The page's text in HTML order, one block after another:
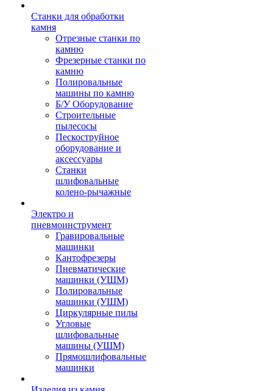
Станки для обработки
камня
Отрезные станки по
камню
Фрезерные станки по
камню
Полировальные
машины по камню
Б/У Оборудование
Строительные
пылесосы
Пескоструйное
оборудование и
аксессуары
Станки
шлифовальные
колено-рычажные
Электро и
пневмоинструмент
Гравировальные
машинки
Кантофрезеры
Пневматические
машинки (УШМ)
Полировальные
машинки (УШМ)
Циркулярные пилы
Угловые
шлифовальные
машины (УШМ)
Прямошлифовальные
машинки